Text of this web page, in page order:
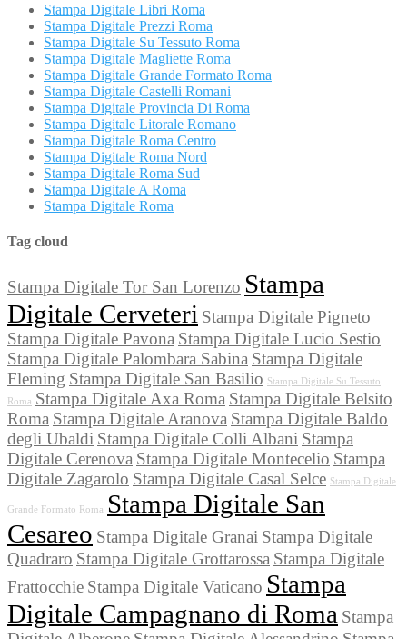
Stampa Digitale Libri Roma
Stampa Digitale Prezzi Roma
Stampa Digitale Su Tessuto Roma
Stampa Digitale Magliette Roma
Stampa Digitale Grande Formato Roma
Stampa Digitale Castelli Romani
Stampa Digitale Provincia Di Roma
Stampa Digitale Litorale Romano
Stampa Digitale Roma Centro
Stampa Digitale Roma Nord
Stampa Digitale Roma Sud
Stampa Digitale A Roma
Stampa Digitale Roma
Tag cloud
Stampa Digitale Tor San Lorenzo Stampa
Digitale Cerveteri Stampa Digitale Pigneto
Stampa Digitale Pavona Stampa Digitale Lucio Sestio
Stampa Digitale Palombara Sabina Stampa Digitale
Fleming Stampa Digitale San Basilio Stampa Digitale Su Tessuto
Roma Stampa Digitale Axa Roma Stampa Digitale Belsito
Roma Stampa Digitale Aranova Stampa Digitale Baldo
degli Ubaldi Stampa Digitale Colli Albani Stampa
Digitale Cerenova Stampa Digitale Montecelio Stampa
Digitale Zagarolo Stampa Digitale Casal Selce Stampa Digitale
Grande Formato Roma
Stampa Digitale San
Cesareo Stampa Digitale Granai Stampa Digitale
Quadraro Stampa Digitale Grottarossa Stampa Digitale
Frattocchie Stampa Digitale Vaticano Stampa
Digitale Campagnano di Roma Stampa